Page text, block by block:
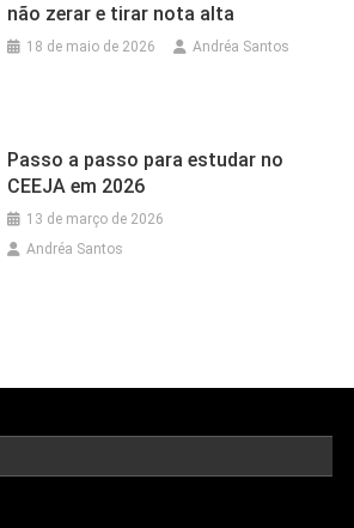
não zerar e tirar nota alta
18 de maio de 2026 Andréa Santos
Passo a passo para estudar no
CEEJA em 2026
13 de março de 2026
Andréa Santos